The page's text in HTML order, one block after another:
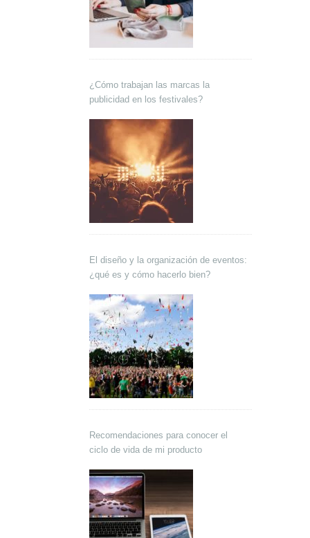
¿Cómo trabajan las marcas la
publicidad en los festivales?
El diseño y la organización de eventos:
¿qué es y cómo hacerlo bien?
Recomendaciones para conocer el
ciclo de vida de mi producto